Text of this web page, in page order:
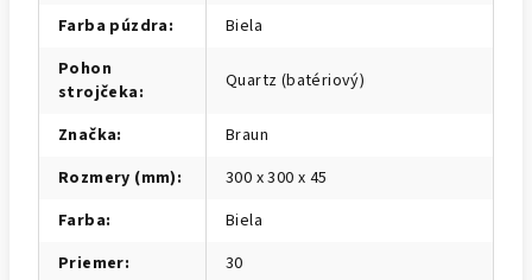
Farba púzdra:
Biela
Pohon
strojčeka: Quartz (batériový)
Značka:
Braun
Rozmery (mm):
300 x 300 x 45
Farba:
Biela
Priemer:
30